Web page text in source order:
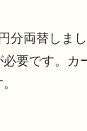
分両替しま
必要です。カ